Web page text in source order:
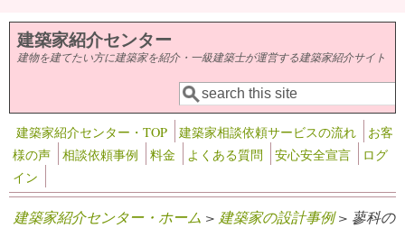
メインコンテンツに移動
建築家紹介センター
建物を建てたい方に建築家を紹介・一級建築士が運営する建築家紹介サイト
検索フォーム
検索
建築家紹介センター・TOP 建築家相談依頼サービスの流れ
お客
様の声
相談依頼事例 料金 よくある質問 安心安全宣言
ログ
イン
建築家紹介センター・ホーム > 建築家の設計事例> 蓼科の